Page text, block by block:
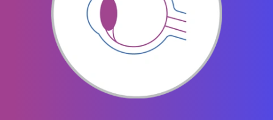
جراحة تجميل العيون والجفون